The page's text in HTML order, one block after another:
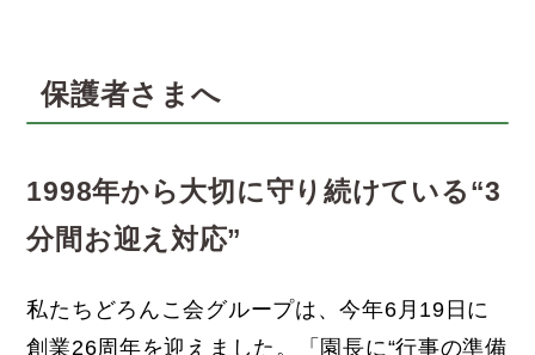
保護者さまへ
1998年から大切に守り続けている“3
分間お迎え対応”
私たちどろんこ会グループは、今年6月19日に
創業26周年を迎えました。「園長に“行事の準備